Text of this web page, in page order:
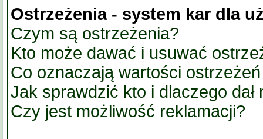
Ostrzeżenia - system kar dla
Czym są ostrzeżenia?
Kto może dawać i usuwać
Co oznaczają wartości
Jak sprawdzić kto i dlaczego dał
Czy jest możliwość reklamacji?